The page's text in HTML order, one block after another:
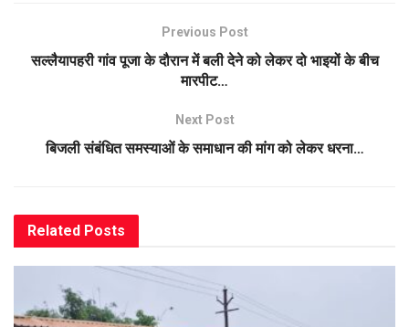
Previous Post
सल्लैयापहरी गांव पूजा के दौरान में बली देने को लेकर दो भाइयों के बीच
मारपीट…
Next Post
बिजली संबंधित समस्याओं के समाधान की मांग को लेकर धरना…
Related Posts